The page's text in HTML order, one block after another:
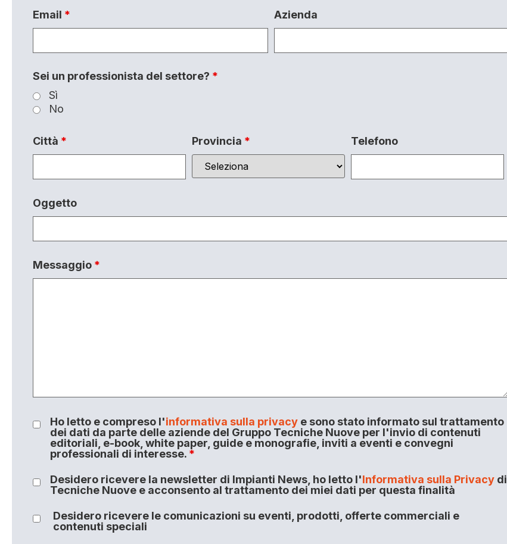
Email * Azienda
Sei un professionista del settore? *
Sì
No
Città * Provincia * Telefono
Oggetto
Messaggio *
Ho letto e compreso l'informativa sulla privacye sono stato informato sul trattamento
dei dati da parte delle aziende del Gruppo Tecniche Nuove per l'invio di contenuti
editoriali, e-book, white paper, guide e monografie, inviti a eventi e convegni
professionali di interesse. *
Desidero ricevere la newsletter di Impianti News, ho letto l'Informativa sulla Privacydi
Tecniche Nuove e acconsento al trattamento dei miei dati per questa finalità
Desidero ricevere le comunicazioni su eventi, prodotti, offerte commerciali e
contenuti speciali